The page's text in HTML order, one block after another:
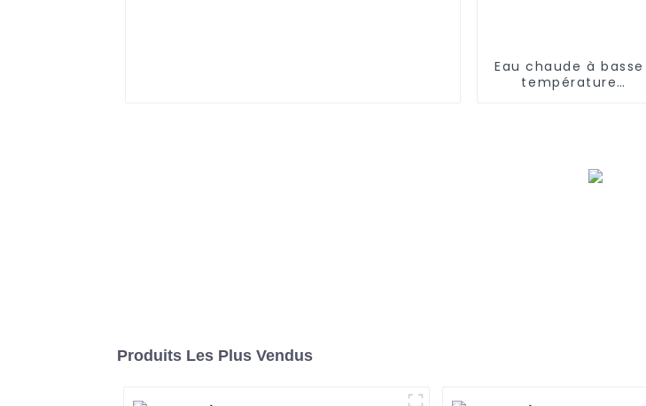
Eau chaude à basse
température
Produits Les Plus Vendus